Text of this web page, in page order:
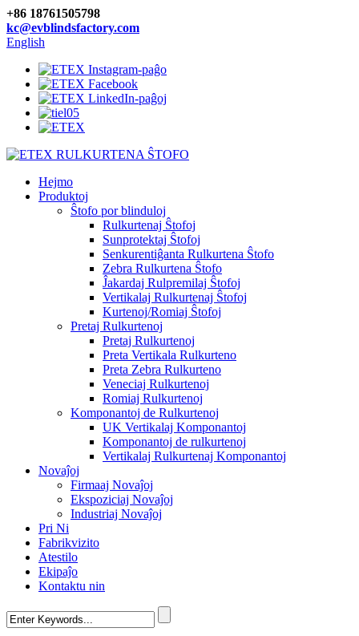
+86 18761505798
kc@evblindsfactory.com
English
Hejmo
Produktoj
Ŝtofo por blinduloj
Rulkurtenaj Ŝtofoj
Sunprotektaj Ŝtofoj
Senkurentiĝanta Rulkurtena Ŝtofo
Zebra Rulkurtena Ŝtofo
Ĵakardaj Rulpremilaj Ŝtofoj
Vertikalaj Rulkurtenaj Ŝtofoj
Kurtenoj/Romiaj Ŝtofoj
Pretaj Rulkurtenoj
Pretaj Rulkurtenoj
Preta Vertikala Rulkurteno
Preta Zebra Rulkurteno
Veneciaj Rulkurtenoj
Romiaj Rulkurtenoj
Komponantoj de Rulkurtenoj
UK Vertikalaj Komponantoj
Komponantoj de rulkurtenoj
Vertikalaj Rulkurtenaj Komponantoj
Novaĵoj
Firmaaj Novaĵoj
Ekspoziciaj Novaĵoj
Industriaj Novaĵoj
Pri Ni
Fabrikvizito
Atestilo
Ekipaĵo
Kontaktu nin